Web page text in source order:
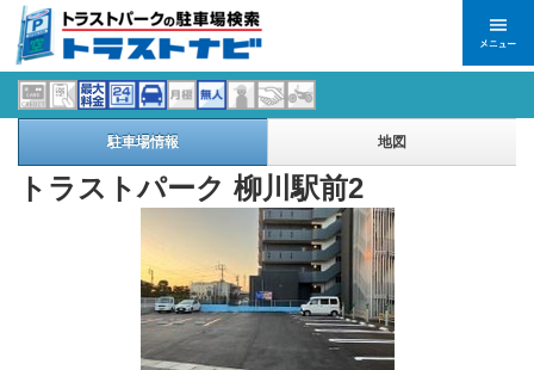
駐車場情報 地図
トラストパーク 柳川駅前2